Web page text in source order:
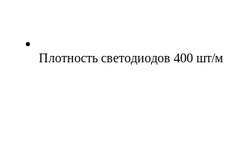
Плотность светодиодов 400 шт/м